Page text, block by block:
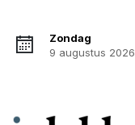
Zondag
9 augustus 2026